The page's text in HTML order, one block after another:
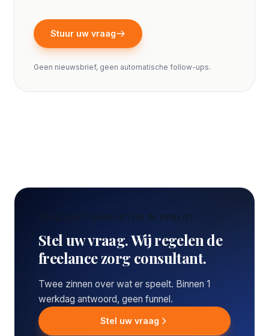
Stuur uw vraag
Geen nieuwsbrief, geen automatische follow-ups.
CONCREET VRAAGSTUK IN VENLO?
Stel uw vraag. Wij regelen de
freelance zorg consultant.
Twee zinnen over wat er speelt. Binnen 1
werkdag antwoord, geen funnel.
Stel uw vraag